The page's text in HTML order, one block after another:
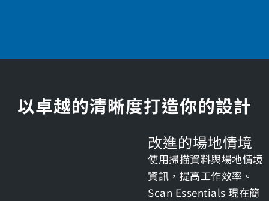
以卓越的清晰度打造你的設計
改進的場地情境
使用掃描資料與場地情境
資訊，提高工作效率。
Scan Essentials 現在簡